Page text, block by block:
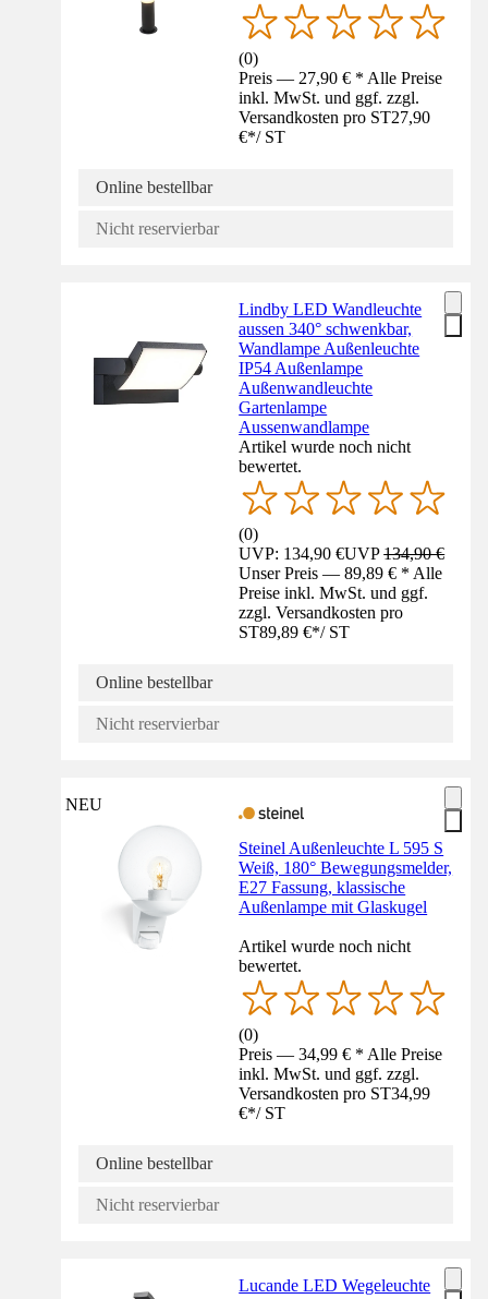
(0)
Preis — 27,90 € * Alle Preise
inkl. MwSt. und ggf. zzgl.
Versandkosten pro ST27,90
€*/ ST
Online bestellbar
Nicht reservierbar
Lindby LED Wandleuchte
aussen 340° schwenkbar,
Wandlampe Außenleuchte
IP54 Außenlampe
Außenwandleuchte
Gartenlampe
Aussenwandlampe
Artikel wurde noch nicht
bewertet.
(0)
UVP: 134,90 €UVP134,90 €
Unser Preis — 89,89 € * Alle
Preise inkl. MwSt. und ggf.
zzgl. Versandkosten pro
ST89,89 €*/ ST
Online bestellbar
Nicht reservierbar
NEU
Steinel Außenleuchte L 595 S
Weiß, 180° Bewegungsmelder,
E27 Fassung, klassische
Außenlampe mit Glaskugel
Artikel wurde noch nicht
bewertet.
(0)
Preis — 34,99 € * Alle Preise
inkl. MwSt. und ggf. zzgl.
Versandkosten pro ST34,99
€*/ ST
Online bestellbar
Nicht reservierbar
Lucande LED Wegeleuchte